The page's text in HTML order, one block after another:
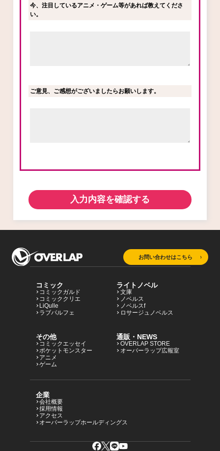
今、注目しているアニメ・ゲーム等があれば教えてくださ
い。
ご意見、ご感想がございましたらお願いします。
入力内容を確認する
お問い合わせはこちら
コミック
コミックガルド
コミッククリエ
LiQulle
ラブパルフェ
ライトノベル
文庫
ノベルス
ノベルスf
ロサージュノベルス
その他
コミックエッセイ
ポケットモンスター
アニメ
ゲーム
通販・NEWS
OVERLAP STORE
オーバーラップ広報室
企業
会社概要
採用情報
アクセス
オーバーラップホールディングス